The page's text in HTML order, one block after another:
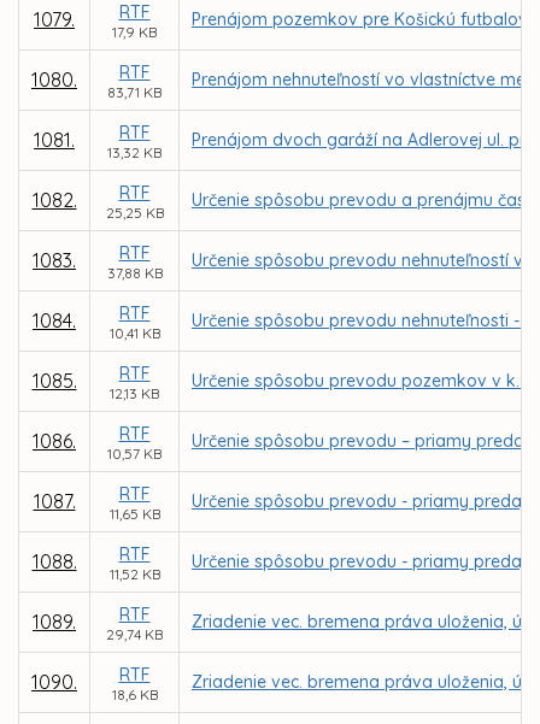
1079. RTF
17,9 KB
Prenájom pozemkov pre Košickú
1080. RTF
83,71 KB
Prenájom nehnuteľností vo vlastníctve
1081. RTF
13,32 KB
Prenájom dvoch garáží na Adlerovej ul.
1082. RTF
25,25 KB
Určenie spôsobu prevodu a prenájmu
1083. RTF
37,88 KB
Určenie spôsobu prevodu nehnuteľností v
1084. RTF
10,41 KB
Určenie spôsobu prevodu nehnuteľnosti -
1085. RTF
12,13 KB
Určenie spôsobu prevodu pozemkov v k.
1086. RTF
10,57 KB
Určenie spôsobu prevodu – priamy predaj
1087. RTF
11,65 KB
Určenie spôsobu prevodu - priamy predaj
1088. RTF
11,52 KB
Určenie spôsobu prevodu - priamy predaj
1089. RTF
29,74 KB
Zriadenie vec. bremena práva uloženia,
1090. RTF
18,6 KB
Zriadenie vec. bremena práva uloženia,